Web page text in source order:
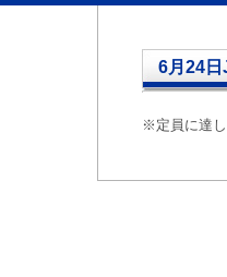
6月24日
※定員に達し